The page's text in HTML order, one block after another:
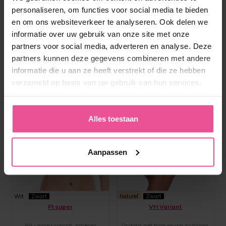
personaliseren, om functies voor social media te bieden
en om ons websiteverkeer te analyseren. Ook delen we
informatie over uw gebruik van onze site met onze
partners voor social media, adverteren en analyse. Deze
partners kunnen deze gegevens combineren met andere
informatie die u aan ze heeft verstrekt of die ze hebben
verzameld op basis van uw gebruik van hun services.
Alles toestaan
Aanpassen
Wit Zwart
PI super
Naturel Zwart
VH Variant